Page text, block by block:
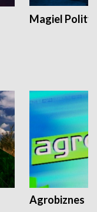
Magiel
Agrobiznes